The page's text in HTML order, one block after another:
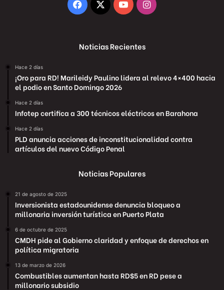
Facebook
X YouTubeInstagram
Noticias Recientes
Hace 2 días
¡Oro para RD! Marileidy Paulino lidera al relevo 4×400 hacia
el podio en Santo Domingo 2026
Hace 2 días
Infotep certifica a 300 técnicos eléctricos en Barahona
Hace 2 días
PLD anuncia acciones de inconstitucionalidad contra
artículos del nuevo Código Penal
Noticias Populares
21 de agosto de 2025
Inversionista estadounidense denuncia bloqueo a
millonaria inversión turística en Puerto Plata
6 de octubre de 2025
CMDH pide al Gobierno claridad y enfoque de derechos en
política migratoria
13 de marzo de 2026
Combustibles aumentan hasta RD$5 en RD pese a
millonario subsidio